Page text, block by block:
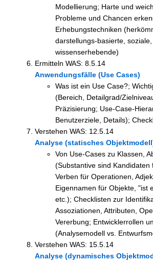
Modellierung; Harte und
Probleme und Chancen
Erhebungstechniken
darstellungs-basierte, soziale,
wissenserhebende)
Ermitteln WAS: 8.5.14
Anwendungsfälle (Use Cases)
Was ist ein Use Case?;
(Bereich, Detailgrad/
Präzisierung; Use-Case-
Benutzerziele, Details);
Verstehen WAS: 12.5.14
Analyse (statisches
Von Use-Cases zu Klassen,
(Substantive sind Kandidaten
Verben für Operationen,
Eigennamen für Objekte, "ist
etc.); Checklisten zur
Assoziationen, Attributen,
Vererbung; Entwicklerrollen
(Analysemodell vs.
Verstehen WAS: 15.5.14
Analyse (dynamisches